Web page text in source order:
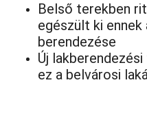
Belső terekben
egészült ki ennek
berendezése
Új
ez a belvárosi